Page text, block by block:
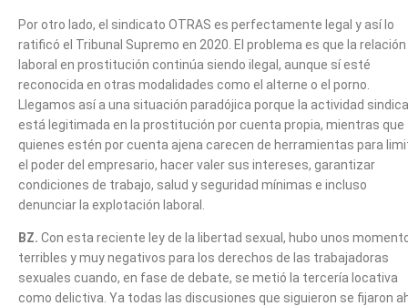
Por otro lado, el sindicato OTRAS es perfectamente legal y así lo
ratificó el Tribunal Supremo en 2020. El problema es que la relación
laboral en prostitución continúa siendo ilegal, aunque sí esté
reconocida en otras modalidades como el alterne o el porno.
Llegamos así a una situación paradójica porque la actividad
está legitimada en la prostitución por cuenta propia, mientras que
quienes estén por cuenta ajena carecen de herramientas para
el poder del empresario, hacer valer sus intereses, garantizar
condiciones de trabajo, salud y seguridad mínimas e incluso
denunciar la explotación laboral.
BZ. Con esta reciente ley de la libertad sexual, hubo unos
terribles y muy negativos para los derechos de las trabajadoras
sexuales cuando, en fase de debate, se metió la tercería locativa
como delictiva. Ya todas las discusiones que siguieron se fijaron